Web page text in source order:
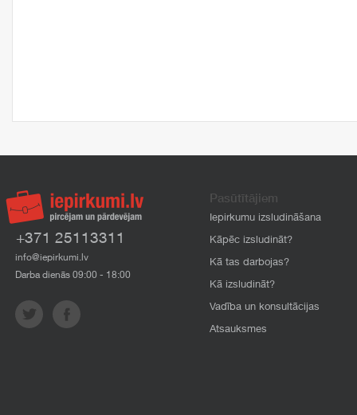
+371 25113311
info@iepirkumi.lv
Darba dienās 09:00 - 18:00
Pasūtītājiem
Iepirkumu izsludināšana
Kāpēc izsludināt?
Kā tas darbojas?
Kā izsludināt?
Vadība un konsultācijas
Atsauksmes